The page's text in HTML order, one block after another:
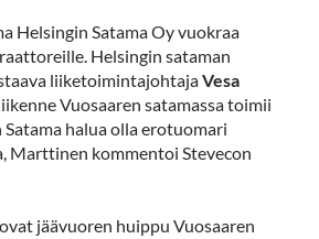
Helsingin Satama Oy vuokraa
Helsingin sataman
liiketoimintajohtajaVesa
Vuosaaren satamassa toimii
halua olla erotuomari
Marttinen kommentoi Stevecon
jäävuoren huippu Vuosaaren